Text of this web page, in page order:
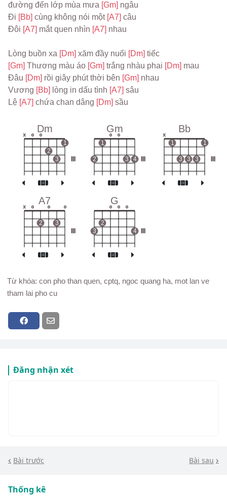
đường đến lớp mùa mưa [Gm] ngâu
Đi [Bb] cùng không nói một [A7] câu
Đôi [A7] mắt quen nhìn [A7] nhau
Lòng buồn xa [Dm] xăm đầy nuối [Dm] tiếc
[Gm] Thương màu áo [Gm] trắng nhàu phai [Dm] mau
Đâu [Dm] rồi giây phút thời bên [Gm] nhau
Vương [Bb] lòng in dấu tình [A7] sâu
Lệ [A7] chứa chan dâng [Dm] sầu
Dm
x o o
2
3
1
Gm
2
1
o o
3 4
Bb
x
1
3 3 3
1
A7
x o
2
o
3
o
G
3
2
o o o
4
Từ khóa: con pho than quen, cptq, ngoc quang ha, mot lan ve
tham lai pho cu
Đăng nhận xét
Bài trước Bài sau
Thống kê